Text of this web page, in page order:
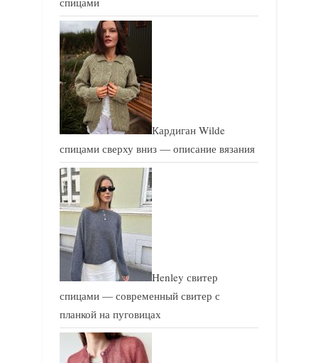
ь
Кардиган Wilde
спицами сверху вниз — описание вязания
Henley свитер
спицами — современный свитер с
планкой на пуговицах